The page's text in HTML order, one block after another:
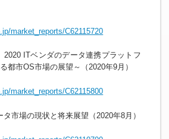
market_reports/C62115720
2020 ITベンダのデータ連携プラットフ
都市OS市場の展望～（2020年9月）
market_reports/C62115800
市場の現状と将来展望（2020年8月）